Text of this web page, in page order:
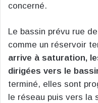
concerné.
Le bassin prévu rue
comme un réservoir
arrive à saturation,
dirigées vers le
terminé, elles sont
le réseau puis vers la